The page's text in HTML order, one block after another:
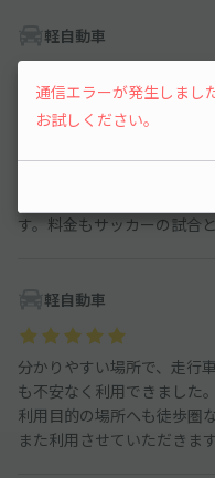
軽自動車
何度か利用させていただい
リビングの前の駐車場なの
平塚球場から近く、歩いて
こちらが空いていなければ
す。料金もサッカーの試合
軽自動車
分かりやすい場所で、走行
も不安なく利用できました。
利用目的の場所へも徒歩圏
また利用させていただきます
通信エラーが発生しまし
お試しください。